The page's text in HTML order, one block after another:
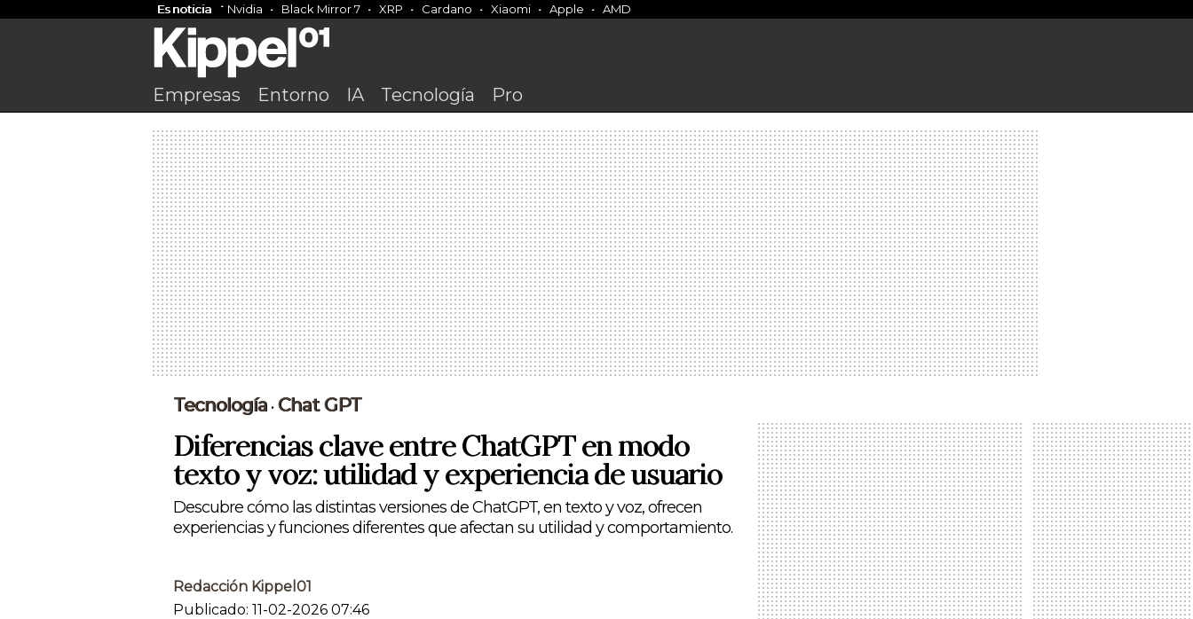
Es noticia Nvidia Black Mirror 7 XRP Cardano Xiaomi Apple AMD
Empresas Entorno IA Tecnología Pro
Tecnología • Chat GPT
Diferencias clave entre ChatGPT en modo
texto y voz: utilidad y experiencia de usuario
Descubre cómo las distintas versiones de ChatGPT, en texto y voz, ofrecen
experiencias y funciones diferentes que afectan su utilidad y comportamiento.
Redacción Kippel01
Publicado: 11-02-2026 07:46